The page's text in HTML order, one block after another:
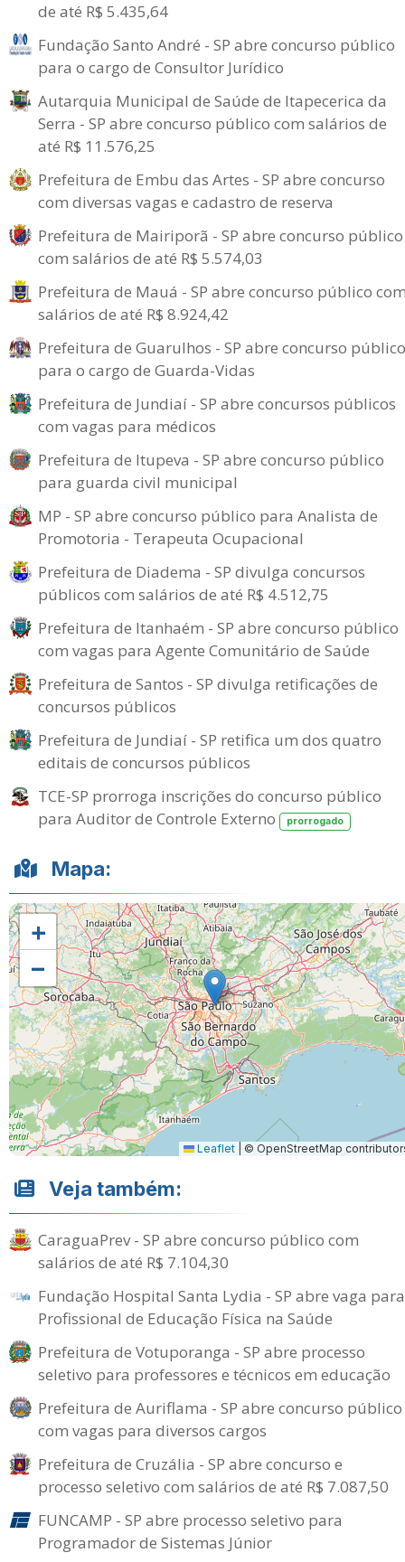
de até R$ 5.435,64
Fundação Santo André - SP abre concurso público
para o cargo de Consultor Jurídico
Autarquia Municipal de Saúde de Itapecerica da
Serra - SP abre concurso público com salários de
até R$ 11.576,25
Prefeitura de Embu das Artes - SP abre concurso
com diversas vagas e cadastro de reserva
Prefeitura de Mairiporã - SP abre concurso público
com salários de até R$ 5.574,03
Prefeitura de Mauá - SP abre concurso público
salários de até R$ 8.924,42
Prefeitura de Guarulhos - SP abre concurso público
para o cargo de Guarda-Vidas
Prefeitura de Jundiaí - SP abre concursos públicos
com vagas para médicos
Prefeitura de Itupeva - SP abre concurso público
para guarda civil municipal
MP - SP abre concurso público para Analista de
Promotoria - Terapeuta Ocupacional
Prefeitura de Diadema - SP divulga concursos
públicos com salários de até R$ 4.512,75
Prefeitura de Itanhaém - SP abre concurso público
com vagas para Agente Comunitário de Saúde
Prefeitura de Santos - SP divulga retificações de
concursos públicos
Prefeitura de Jundiaí - SP retifica um dos quatro
editais de concursos públicos
TCE-SP prorroga inscrições do concurso público
para Auditor de Controle Externo
prorrogado
Mapa:
+
−
Leaflet © OpenStreetMap
Veja também:
CaraguaPrev - SP abre concurso público com
salários de até R$ 7.104,30
Fundação Hospital Santa Lydia - SP abre vaga para
Profissional de Educação Física na Saúde
Prefeitura de Votuporanga - SP abre processo
seletivo para professores e técnicos em educação
Prefeitura de Auriflama - SP abre concurso público
com vagas para diversos cargos
Prefeitura de Cruzália - SP abre concurso e
processo seletivo com salários de até R$ 7.087,50
FUNCAMP - SP abre processo seletivo para
Programador de Sistemas Júnior